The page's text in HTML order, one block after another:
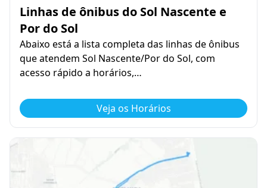
Linhas de ônibus do Sol Nascente e
Por do Sol
Abaixo está a lista completa das linhas de ônibus
que atendem Sol Nascente/Por do Sol, com
acesso rápido a horários,…
Veja os Horários